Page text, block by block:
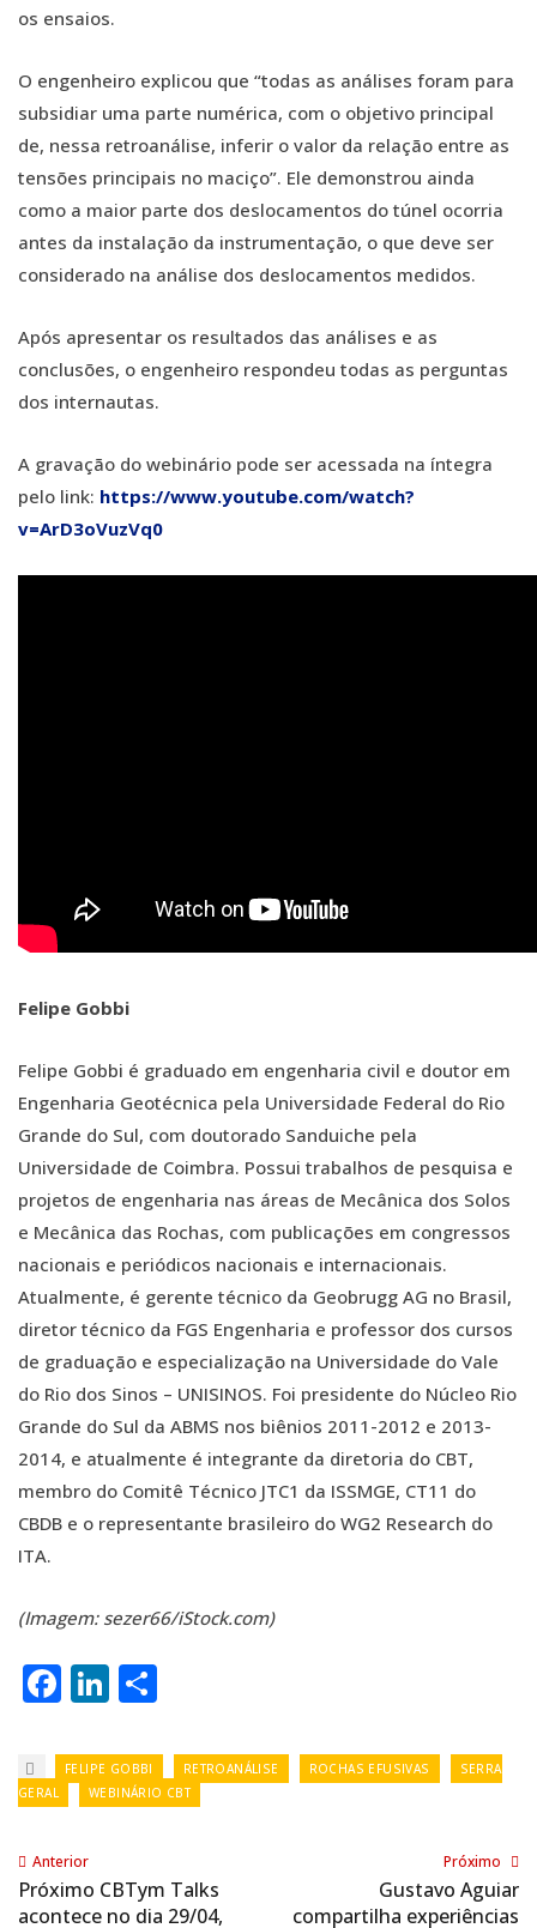
os ensaios.
O engenheiro explicou que “todas as análises foram para
subsidiar uma parte numérica, com o objetivo principal
de, nessa retroanálise, inferir o valor da relação entre as
tensões principais no maciço”. Ele demonstrou ainda
como a maior parte dos deslocamentos do túnel ocorria
antes da instalação da instrumentação, o que deve ser
considerado na análise dos deslocamentos medidos.
Após apresentar os resultados das análises e as
conclusões, o engenheiro respondeu todas as perguntas
dos internautas.
A gravação do webinário pode ser acessada na íntegra
pelo link: https://www.youtube.com/watch?
v=ArD3oVuzVq0
Felipe Gobbi
Felipe Gobbi é graduado em engenharia civil e doutor em
Engenharia Geotécnica pela Universidade Federal do Rio
Grande do Sul, com doutorado Sanduiche pela
Universidade de Coimbra. Possui trabalhos de pesquisa e
projetos de engenharia nas áreas de Mecânica dos Solos
e Mecânica das Rochas, com publicações em congressos
nacionais e periódicos nacionais e internacionais.
Atualmente, é gerente técnico da Geobrugg AG no Brasil,
diretor técnico da FGS Engenharia e professor dos cursos
de graduação e especialização na Universidade do Vale
do Rio dos Sinos – UNISINOS. Foi presidente do Núcleo Rio
Grande do Sul da ABMS nos biênios 2011-2012 e 2013-
2014, e atualmente é integrante da diretoria do CBT,
membro do Comitê Técnico JTC1 da ISSMGE, CT11 do
CBDB e o representante brasileiro do WG2 Research do
ITA.
(Imagem: sezer66/iStock.com)
Facebook
LinkedIn
FELIPE GOBBI RETROANÁLISE ROCHAS EFUSIVAS
SERRA
GERAL
WEBINÁRIO CBT
Anterior
Próximo CBTym Talks
acontece no dia 29/04,
Próximo
Gustavo Aguiar
compartilha experiências